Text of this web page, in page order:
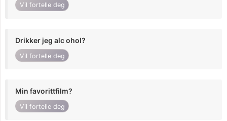
Vil fortelle deg
Drikker jeg alc ohol?
Vil fortelle deg
Min favorittfilm?
Vil fortelle deg